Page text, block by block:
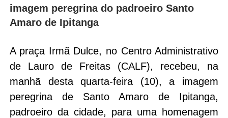
imagem peregrina do padroeiro Santo
Amaro de Ipitanga
A praça Irmã Dulce, no Centro Administrativo
de Lauro de Freitas (CALF), recebeu, na
manhã desta quarta-feira (10), a imagem
peregrina de Santo Amaro de Ipitanga,
padroeiro da cidade, para uma homenagem